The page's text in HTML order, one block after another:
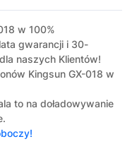
w 100%
gwarancji i 30-
naszych Klientów!
Kingsun GX-018 w
to na doładowywanie